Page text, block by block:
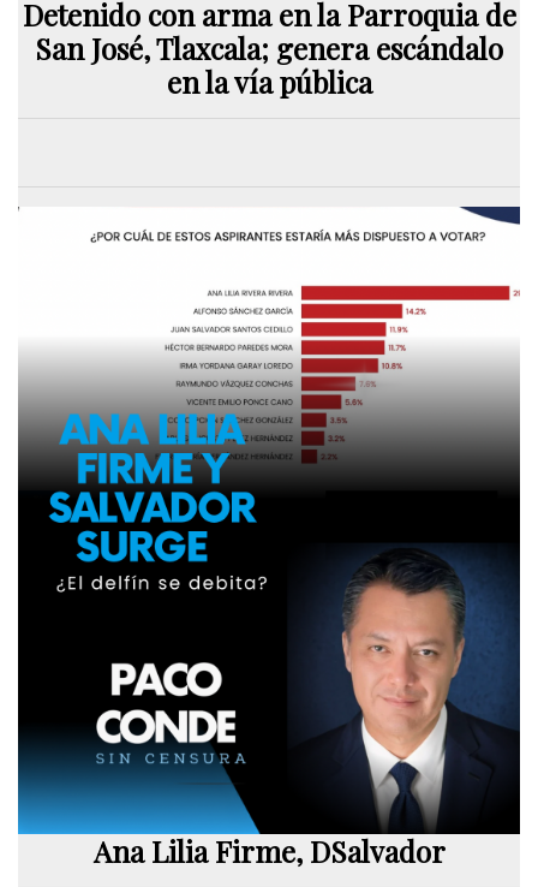
Detenido con arma en la Parroquia de
San José, Tlaxcala; genera escándalo
en la vía pública
Ana Lilia Firme, DSalvador